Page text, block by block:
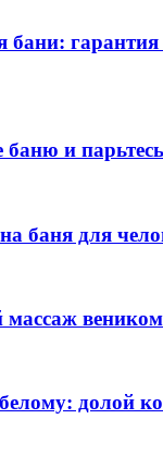
бани: гарантия
баню и
баня для
веником
долой